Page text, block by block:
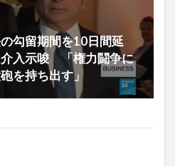
勾留期間を10日間延
入示唆 「権力闘争に
を持ち出す」